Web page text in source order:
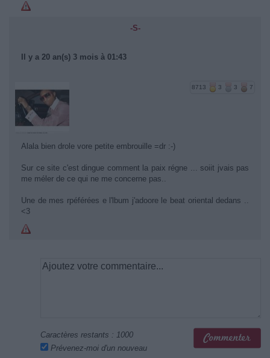
-S-
Il y a 20 an(s) 3 mois à 01:43
8713 3 3 7
Alala bien drole vore petite embrouille =dr :-)
Sur ce site c'est dingue comment la paix régne ... soiit jvais pas
me méler de ce qui ne me concerne pas..
Une de mes rpéférées e l'lbum j'adoore le beat oriental dedans ..
<3
Caractères restants : 1000
Prévenez-moi d'un nouveau